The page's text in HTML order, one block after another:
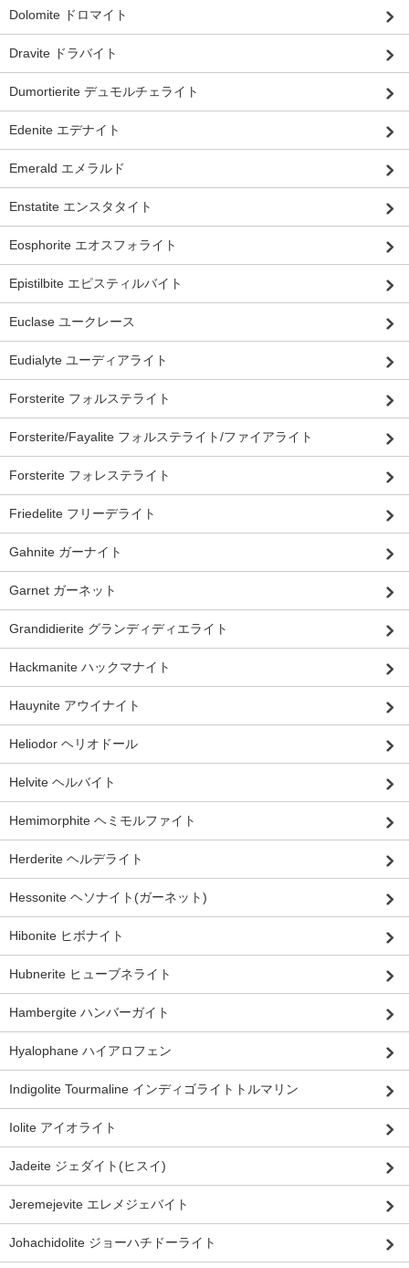
Dolomite ドロマイト
Dravite ドラバイト
Dumortierite デュモルチェライト
Edenite エデナイト
Emerald エメラルド
Enstatite エンスタタイト
Eosphorite エオスフォライト
Epistilbite エピスティルバイト
Euclase ユークレース
Eudialyte ユーディアライト
Forsterite フォルステライト
Forsterite/Fayalite フォルステライト/ファイアライト
Forsterite フォレステライト
Friedelite フリーデライト
Gahnite ガーナイト
Garnet ガーネット
Grandidierite グランディディエライト
Hackmanite ハックマナイト
Hauynite アウイナイト
Heliodor ヘリオドール
Helvite ヘルバイト
Hemimorphite ヘミモルファイト
Herderite ヘルデライト
Hessonite ヘソナイト(ガーネット)
Hibonite ヒボナイト
Hubnerite ヒューブネライト
Hambergite ハンバーガイト
Hyalophane ハイアロフェン
Indigolite Tourmaline インディゴライトトルマリン
Iolite アイオライト
Jadeite ジェダイト(ヒスイ)
Jeremejevite エレメジェバイト
Johachidolite ジョーハチドーライト